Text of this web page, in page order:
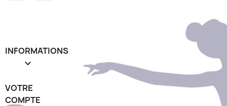
INFORMATIONS

VOTRE
COMPTE